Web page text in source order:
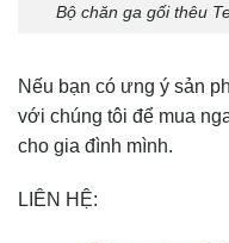
Bộ chăn ga gối thêu
Nếu bạn có ưng ý sản
với chúng tôi để mua
cho gia đình mình.
LIÊN HỆ: